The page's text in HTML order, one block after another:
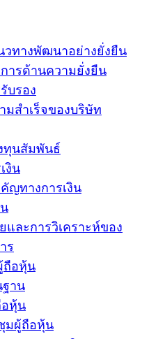
ทางพัฒนาอย่างยั่งยืน
ารด้านความยั่งยืน
บรอง
มสำเร็จของบริษัท
ทุนสัมพันธ์
งิน
ญทางการเงิน
และการวิเคราะห์ของ
ร
ถือหุ้น
าน
หุ้น
มผู้ถือหุ้น